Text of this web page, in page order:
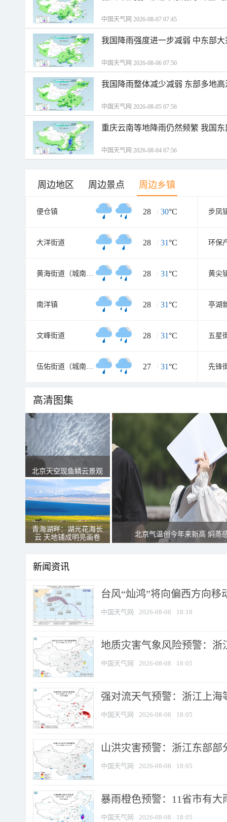
中国天气网 2026-08-07 07:45
我国降雨强度进一步减弱 中东部
中国天气网 2026-08-06 07:50
我国降雨整体减少减弱 东部多地
中国天气网 2026-08-05 07:56
重庆云南等地降雨仍然频繁 我国
中国天气网 2026-08-04 07:56
周边地区 周边景点 周边乡镇
便仓镇 28 / 30°C
大洋街道 28 / 31°C 环保
黄海街道（城南新区） 28 / 31°C 黄尖
南洋镇 28 / 31°C 亭湖
文峰街道 28 / 31°C 五星
伍佑街道（城南新区） 27 / 31°C 先锋
高清图集
北京天空现鱼鳞云景观
青海湖畔：湖光花海长
云 天地铺成明亮画卷
北京气温创今年来新高 焖蒸
新闻资讯
台风“灿鸿”将向偏西方向移
中国天气网 2026-08-08 18:18
地质灾害气象风险预警：
中国天气网 2026-08-08 18:05
强对流天气预警：浙江上海
中国天气网 2026-08-08 18:05
山洪灾害预警：浙江东部
中国天气网 2026-08-08 18:05
暴雨橙色预警：11省市有
中国天气网 2026-08-08 18:05